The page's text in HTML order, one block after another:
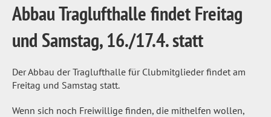
Abbau Traglufthalle findet Freitag
und Samstag, 16./17.4. statt
Der Abbau der Traglufthalle für Clubmitglieder findet am
Freitag und Samstag statt.
Wenn sich noch Freiwillige finden, die mithelfen wollen,